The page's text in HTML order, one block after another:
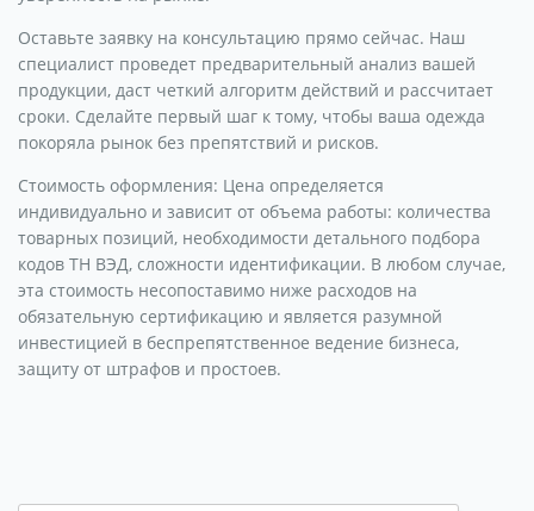
Оставьте заявку на консультацию прямо сейчас. Наш
специалист проведет предварительный анализ вашей
продукции, даст четкий алгоритм действий и рассчитает
сроки. Сделайте первый шаг к тому, чтобы ваша одежда
покоряла рынок без препятствий и рисков.
Стоимость оформления: Цена определяется
индивидуально и зависит от объема работы: количества
товарных позиций, необходимости детального подбора
кодов ТН ВЭД, сложности идентификации. В любом случае,
эта стоимость несопоставимо ниже расходов на
обязательную сертификацию и является разумной
инвестицией в беспрепятственное ведение бизнеса,
защиту от штрафов и простоев.